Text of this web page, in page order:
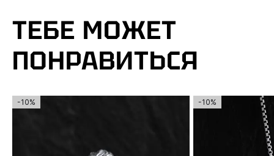
ТЕБЕ МОЖЕТ
ПОНРАВИТЬСЯ
-10% -10%